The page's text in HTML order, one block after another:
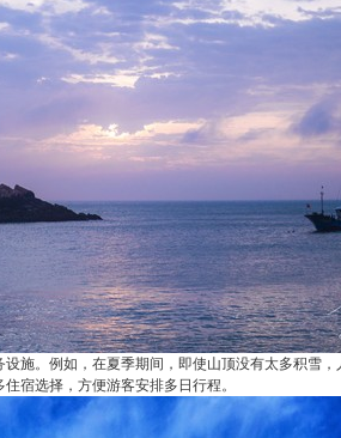
施。例如，在夏季期间，即使山顶没有太多积雪，
宿选择，方便游客安排多日行程。